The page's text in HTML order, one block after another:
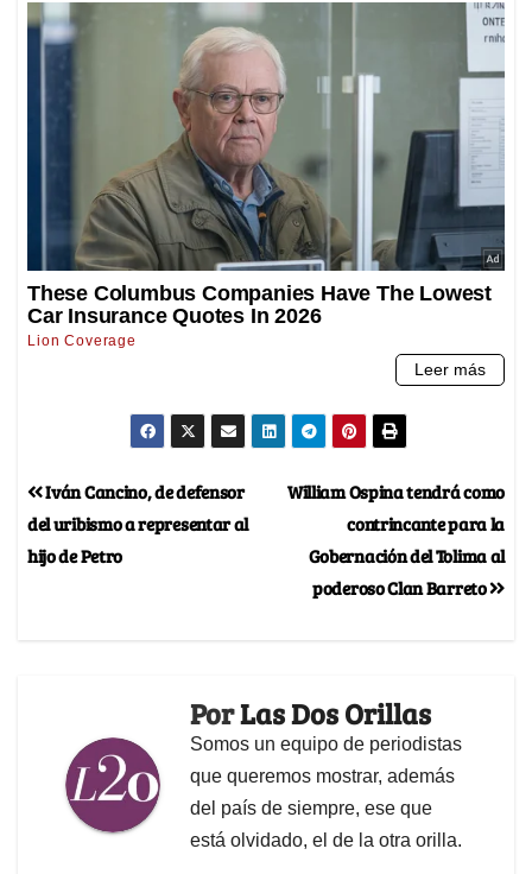
William Ospina tendrá como
contrincante para la
Gobernación del Tolima al
poderoso Clan Barreto
Iván Cancino, de defensor
del uribismo a representar al
hijo de Petro
PorLas Dos Orillas
Somos un equipo de periodistas
que queremos mostrar, además
del país de siempre, ese que
está olvidado, el de la otra orilla.